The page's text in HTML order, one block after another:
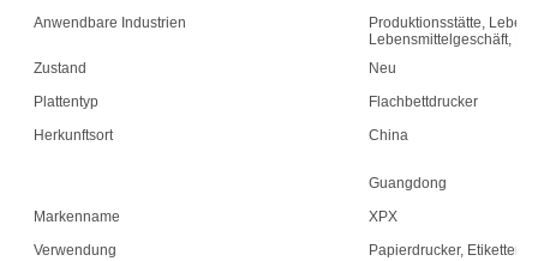
Anwendbare Industrien
Produktionsstätte,
Lebensmittelgeschäft,
Zustand
Neu
Plattentyp
Flachbettdrucker
Herkunftsort
China
Guangdong
Markenname
XPX
Verwendung
Papierdrucker,